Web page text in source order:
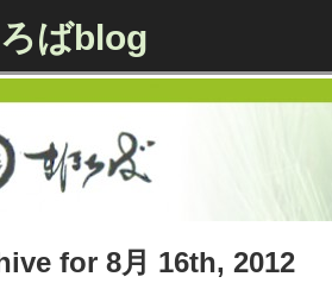
ばblog
for 8月 16th, 2012